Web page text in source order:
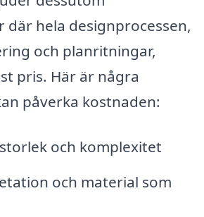
där hela designprocessen,
och planritningar,
pris. Här är några
påverka kostnaden:
och komplexitet
och material som